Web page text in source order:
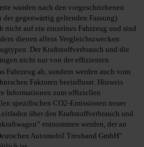
wurden nach den vorgeschriebenen
gegenwärtig geltenden Fassung)
nicht auf ein einzelnes Fahrzeug und sind
dienen allein Vergleichszwecken
Der Kraftstoffverbrauch und die
nicht nur von der effizienten
Fahrzeug ab, sondern werden auch vom
Faktoren beeinflusst. Hinweis
Informationen zum offiziellen
spezifischen CO2-Emissionen neuer
über den Kraftstoffverbrauch und
entnommen werden, der an
Automobil Treuhand GmbH“